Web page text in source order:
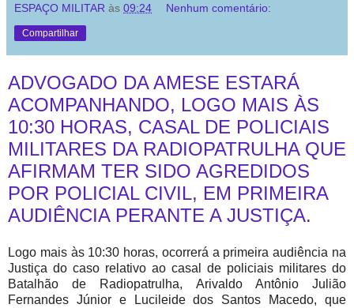
ESPAÇO MILITAR às 09:24 Nenhum comentário:
Compartilhar
ADVOGADO DA AMESE ESTARÁ
ACOMPANHANDO, LOGO MAIS ÀS
10:30 HORAS, CASAL DE POLICIAIS
MILITARES DA RADIOPATRULHA QUE
AFIRMAM TER SIDO AGREDIDOS
POR POLICIAL CIVIL, EM PRIMEIRA
AUDIÊNCIA PERANTE A JUSTIÇA.
Logo mais às 10:30 horas, ocorrerá a primeira audiência na
Justiça do caso relativo ao casal de policiais militares do
Batalhão de Radiopatrulha, Arivaldo Antônio Julião
Fernandes Júnior e Lucileide dos Santos Macedo, que